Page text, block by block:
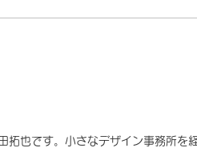
拓也です。小さなデザイン事務所を